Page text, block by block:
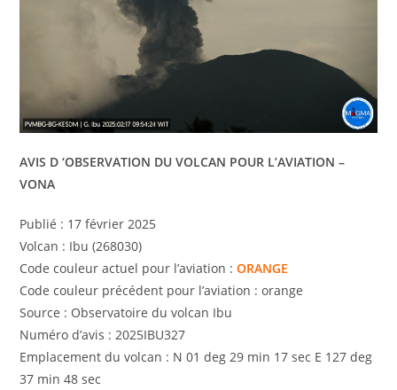
AVIS D ‘OBSERVATION DU VOLCAN POUR L’AVIATION –
VONA
Publié : 17 février 2025
Volcan : Ibu (268030)
Code couleur actuel pour l’aviation :ORANGE
Code couleur précédent pour l’aviation : orange
Source : Observatoire du volcan Ibu
Numéro d’avis : 2025IBU327
Emplacement du volcan : N 01 deg 29 min 17 sec E 127 deg
37 min 48 sec